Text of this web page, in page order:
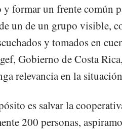
y formar un frente común
un de un grupo visible,
y tomados en
Gobierno de Costa
relevancia en la
es salvar la
200 personas,